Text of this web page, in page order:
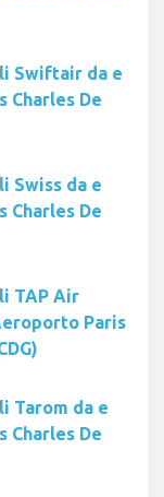
Swiftair da e
Charles De
Swiss da e
Charles De
TAP Air
Paris
Tarom da e
Charles De